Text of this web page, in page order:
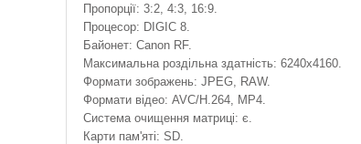
Пропорції: 3:2, 4:3, 16:9.
Процесор: DIGIC 8.
Байонет: Canon RF.
Максимальна роздільна здатність: 6240x4160.
Формати зображень: JPEG, RAW.
Формати відео: AVC/H.264, MP4.
Система очищення матриці: є.
Карти пам'яті: SD.